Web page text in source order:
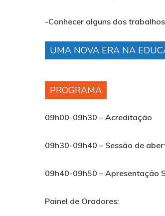
-Conhecer alguns dos
UMA NOVA ERA NA
PROGRAMA
09h00-09h30 –Acreditação
09h30-09h40 – Sessão de
09h40-09h50 – Apresentação
Painel de Oradores: